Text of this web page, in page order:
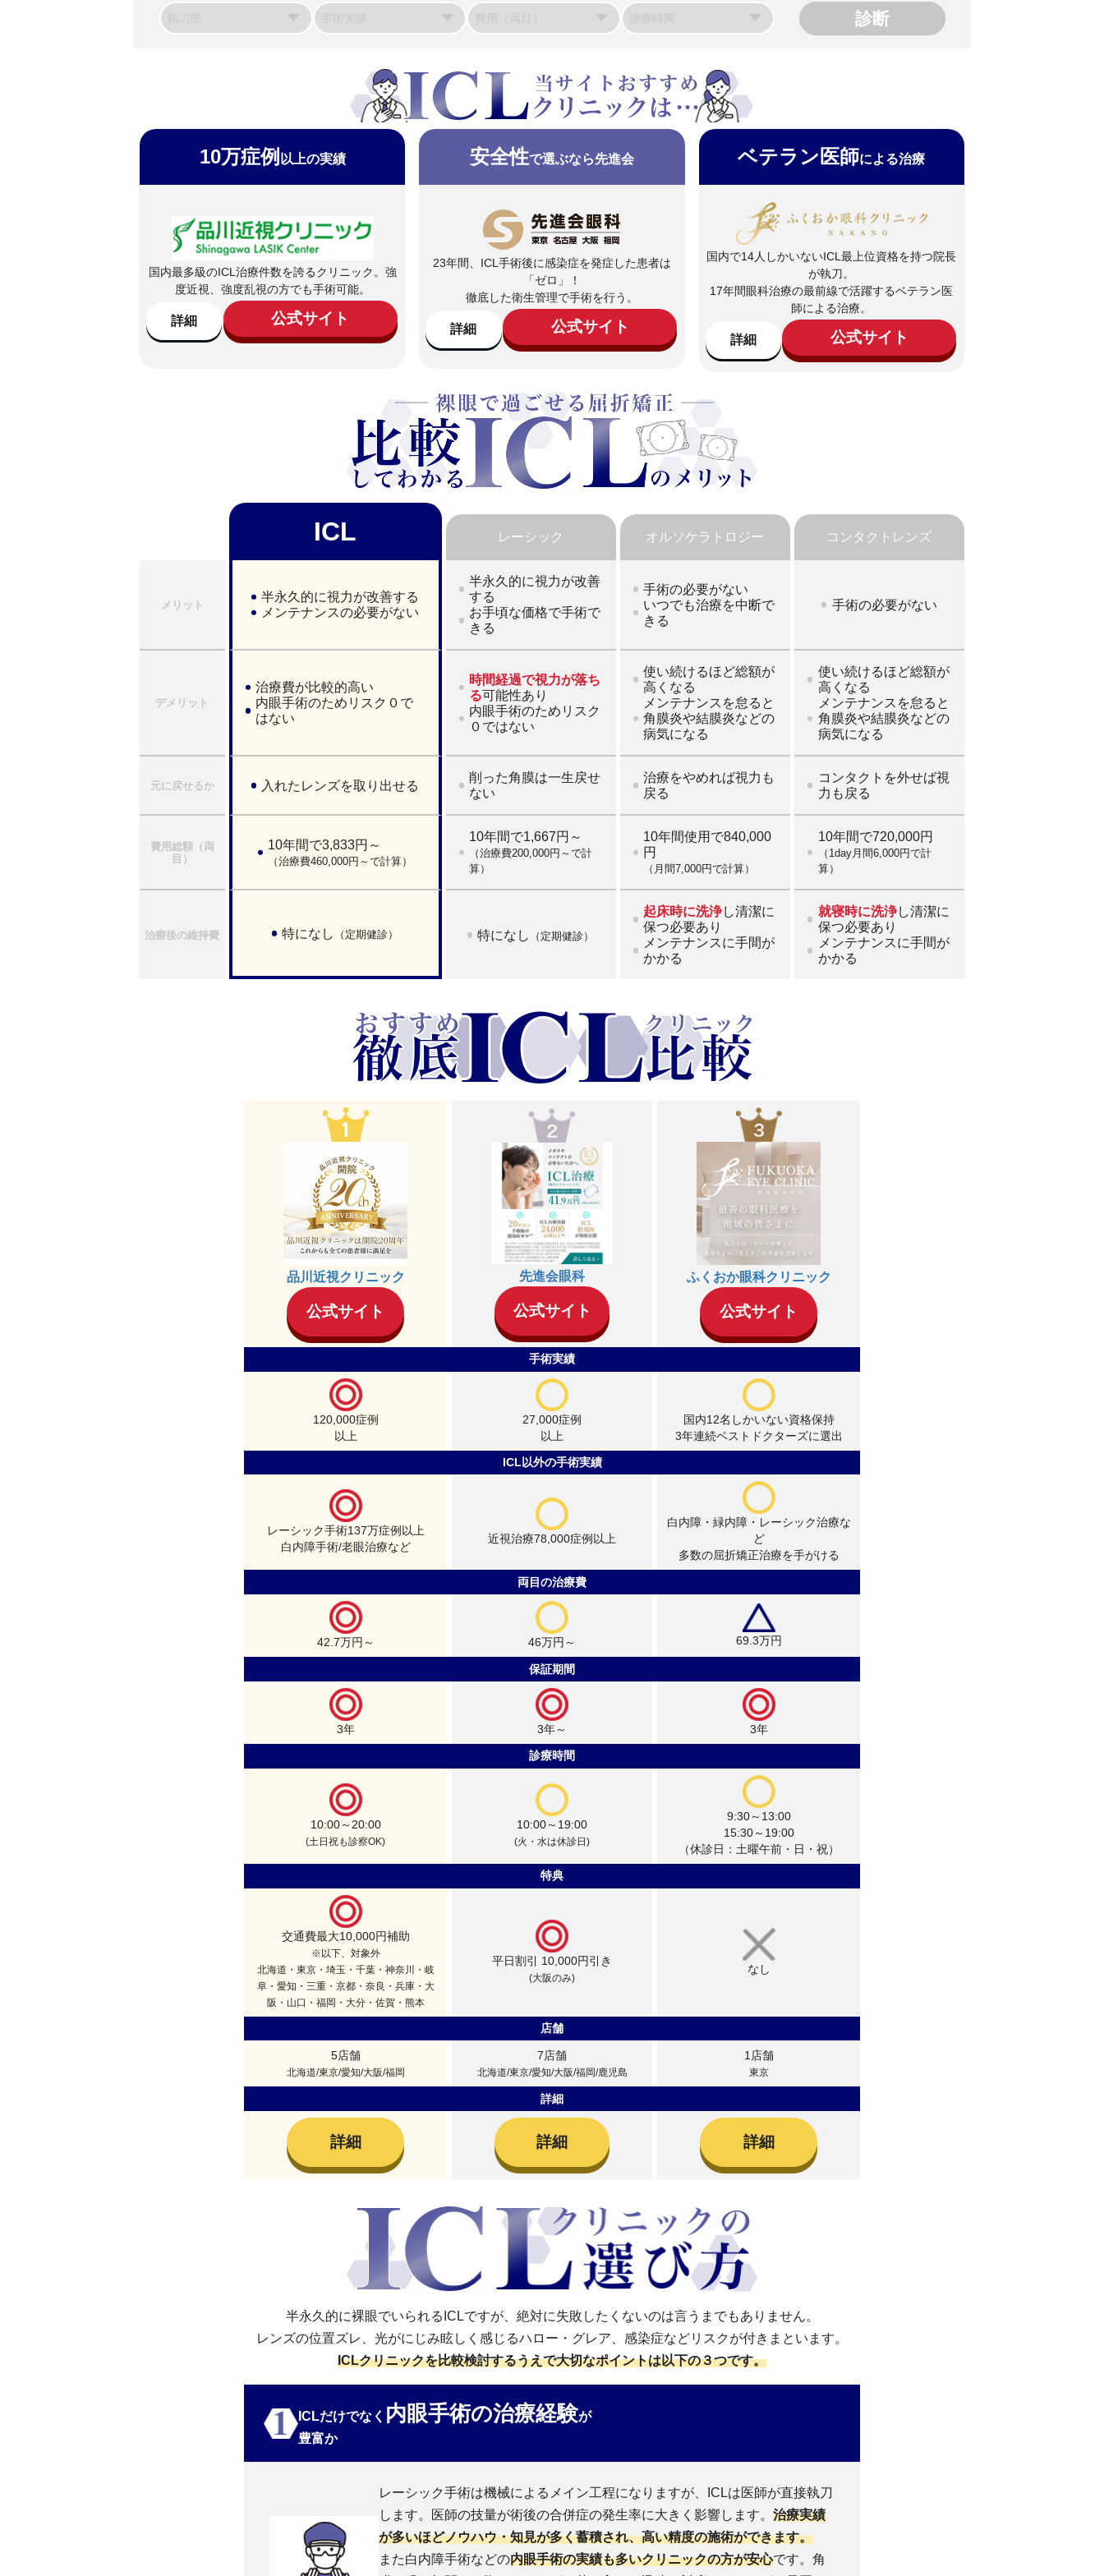
10万症例 以上の実績
国内最多級のICL治療件数を誇るクリニック。強
度近視、強度乱視の方でも手術可能。
詳細 公式サイト
安全性で選ぶなら先進会
23年間、ICL手術後に感染症を発症した患者は
「ゼロ」！
徹底した衛生管理で手術を行う。
詳細 公式サイト
ベテラン医師による治療
国内で14人しかいないICL最上位資格を持つ院長
が執刀。
17年間眼科治療の最前線で活躍するベテラン医
師による治療。
詳細 公式サイト
メリット
デメリット
元に戻せるか
費用総額（両
目）
治療後の維持費
ICL レーシック オルソケラトロジー コンタクトレンズ
半永久的に視力が改善する
メンテナンスの必要がない
治療費が比較的高い
内眼手術のためリスク０で
はない
入れたレンズを取り出せる
10年間で3,833円～
（治療費460,000円～で計算）
特になし （定期健診）
半永久的に視力が改善
する
お手頃な価格で手術で
きる
時間経過で視力が落ち
る可能性あり
内眼手術のためリスク
０ではない
削った角膜は一生戻せ
ない
10年間で1,667円～
（治療費200,000円～で計
算）
特になし （定期健診）
手術の必要がない
いつでも治療を中断で
きる
使い続けるほど総額が
高くなる
メンテナンスを怠ると
角膜炎や結膜炎などの
病気になる
治療をやめれば視力も
戻る
10年間使用で840,000
円
（月間7,000円で計算）
起床時に洗浄し清潔に
保つ必要あり
メンテナンスに手間が
かかる
手術の必要がない
使い続けるほど総額が
高くなる
メンテナンスを怠ると
角膜炎や結膜炎などの
病気になる
コンタクトを外せば視
力も戻る
10年間で720,000円
（1day月間6,000円で計
算）
就寝時に洗浄し清潔に
保つ必要あり
メンテナンスに手間が
かかる
手術実績
ICL以外の手術実績
両目の治療費
保証期間
診療時間
特典
店舗
詳細
品川近視クリニック
公式サイト
120,000症例
以上
レーシック手術137万症例以上
白内障手術/老眼治療など
42.7万円～
3年
10:00～20:00
(土日祝も診察OK)
交通費最大10,000円補助
※以下、対象外
北海道・東京・埼玉・千葉・神奈川・岐
阜・愛知・三重・京都・奈良・兵庫・大
阪・山口・福岡・大分・佐賀・熊本
5店舗
北海道/東京/愛知/大阪/福岡
詳細
先進会眼科
公式サイト
27,000症例
以上
近視治療78,000症例以上
46万円～
3年～
10:00～19:00
(火・水は休診日)
平日割引 10,000円引き
(大阪のみ)
7店舗
北海道/東京/愛知/大阪/福岡/鹿児島
詳細
ふくおか眼科クリニック
公式サイト
国内12名しかいない資格保持
3年連続ベストドクターズに選出
白内障・緑内障・レーシック治療な
ど
多数の屈折矯正治療を手がける
69.3万円
3年
9:30～13:00
15:30～19:00
（休診日：土曜午前・日・祝）
なし
1店舗
東京
詳細
半永久的に裸眼でいられるICLですが、絶対に失敗したくないのは言うまでもありません。
レンズの位置ズレ、光がにじみ眩しく感じるハロー・グレア、感染症などリスクが付きまといます。
ICLクリニックを比較検討するうえで大切なポイントは以下の３つです。
ICLだけでなく 内眼手術の治療経験が
豊富か
レーシック手術は機械によるメイン工程になりますが、ICLは医師が直接執刀
します。医師の技量が術後の合併症の発生率に大きく影響します。治療実績
が多いほどノウハウ・知見が多く蓄積され、高い精度の施術ができます。
また白内障手術などの内眼手術の実績も多いクリニックの方が安心です。角